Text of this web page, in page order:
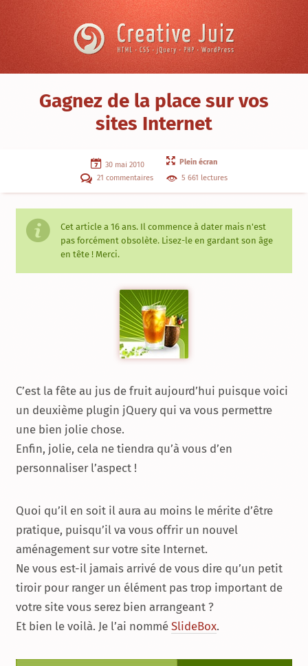
sur
Internet
Gagnez de la place sur vos
sites Internet
30 mai 2010
Plein écran
21 commentaires
5 661 lectures
Cet article a 16 ans. Il commence à dater mais n'est
pas forcément obsolète. Lisez-le en gardant son âge
en tête ! Merci.
C’est la fête au jus de fruit aujourd’hui puisque voici
un deuxième plugin jQuery qui va vous permettre
une bien jolie chose.
Enfin, jolie, cela ne tiendra qu’à vous d’en
personnaliser l’aspect !
Quoi qu’il en soit il aura au moins le mérite d’être
pratique, puisqu’il va vous offrir un nouvel
aménagement sur votre site Internet.
Ne vous est-il jamais arrivé de vous dire qu’un petit
tiroir pour ranger un élément pas trop important de
votre site vous serez bien arrangeant ?
Et bien le voilà. Je l’ai nommé SlideBox.